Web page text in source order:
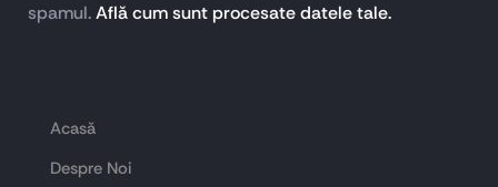
spamul.Află cum sunt procesate datele tale.
Acasă
Despre Noi